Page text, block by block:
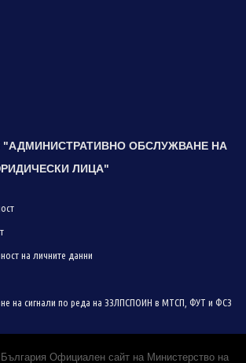
"АДМИНИСТРАТИВНО ОБСЛУЖВАНЕ НА
ЛИЦА"
на личните данни
на сигнали по реда на ЗЗЛПСПОИН в МТСП, ФУТ и ФСЗ
България Официален сайт на Министерство на